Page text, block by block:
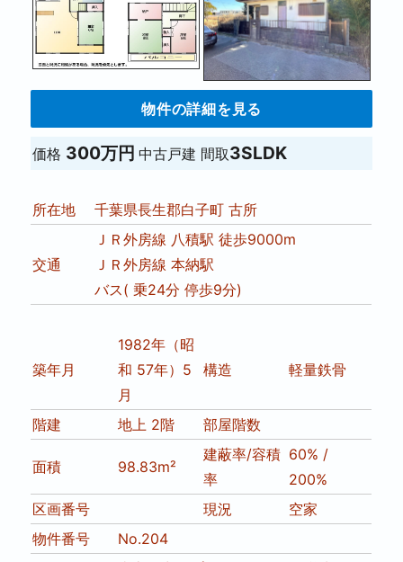
物件の詳細を見る
価格 300万円中古戸建 間取3SLDK
所在地 千葉県長生郡白子町 古所
交通
ＪＲ外房線 八積駅 徒歩9000m
ＪＲ外房線 本納駅
バス( 乗24分 停歩9分)
築年月
1982年（昭
和 57年）5
月
構造 軽量鉄骨
階建 地上 2階 部屋階数
面積 98.83m²
建蔽率/容積
率
60% /
200%
区画番号
現況
空家
物件番号
No.204